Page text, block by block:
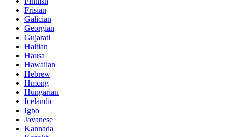
Frisian
Galician
Georgian
Gujarati
Haitian
Hausa
Hawaiian
Hebrew
Hmong
Hungarian
Icelandic
Igbo
Javanese
Kannada